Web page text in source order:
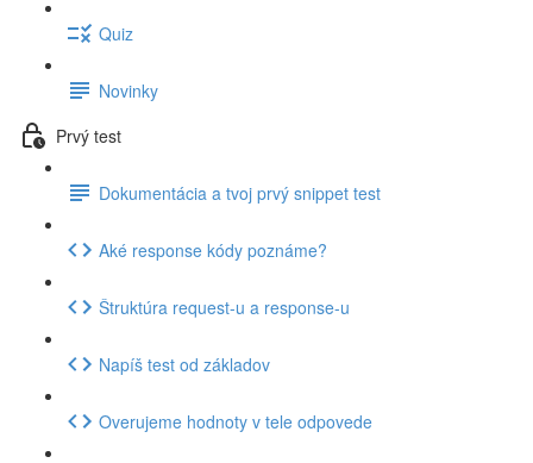
Quiz
Novinky
Prvý test
Dokumentácia a tvoj prvý snippet test
Aké response kódy poznáme?
Štruktúra request-u a response-u
Napíš test od základov
Overujeme hodnoty v tele odpovede